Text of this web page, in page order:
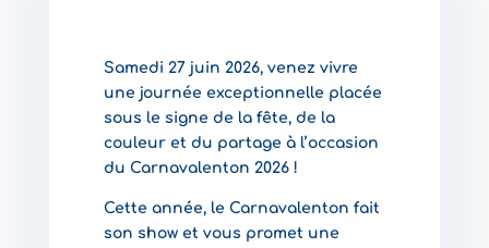
Samedi 27 juin 2026, venez vivre
une journée exceptionnelle placée
sous le signe de la fête, de la
couleur et du partage à l’occasion
du Carnavalenton 2026 !
Cette année, le Carnavalenton fait
son show et vous promet une